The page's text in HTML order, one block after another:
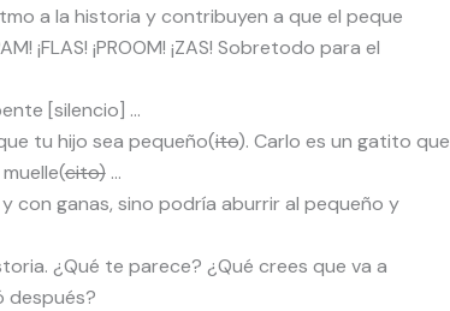
a la historia y contribuyen a que el peque
¡FLAS! ¡PROOM! ¡ZAS! Sobretodo para el
[silencio] …
tu hijo sea pequeño(ito). Carlo es un gatito que
cito)…
con ganas, sino podría aburrir al pequeño y
¿Qué te parece? ¿Qué crees que va a
después?